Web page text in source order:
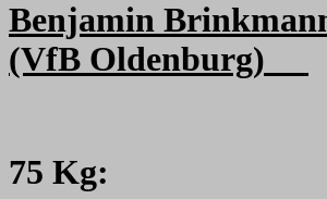
Benjamin
(VfB Oldenburg)
75 Kg: